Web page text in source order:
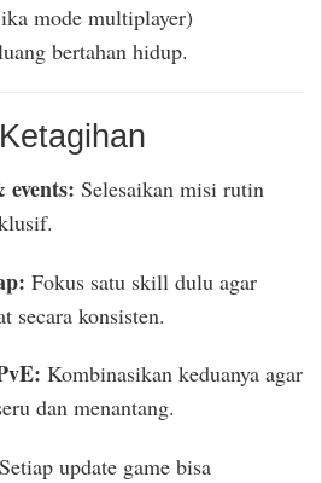
mode multiplayer)
bertahan hidup.
Selesaikan misi rutin
Fokus satu skill dulu agar
secara konsisten.
Kombinasikan keduanya agar
dan menantang.
Setiap update game bisa